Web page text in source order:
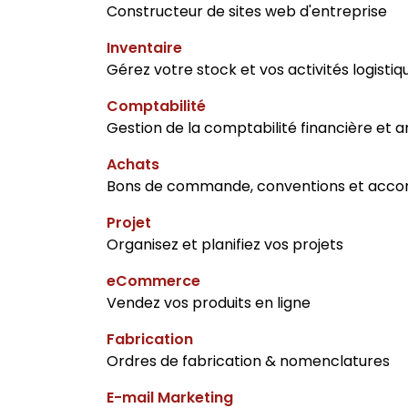
Constructeur de sites web d'entreprise
Inventaire
Gérez votre stock et vos activités
Comptabilité
Gestion de la comptabilité financière et
Achats
Bons de commande, conventions et
Projet
Organisez et planifiez vos projets
eCommerce
Vendez vos produits en ligne
Fabrication
Ordres de fabrication & nomenclatures
E-mail Marketing